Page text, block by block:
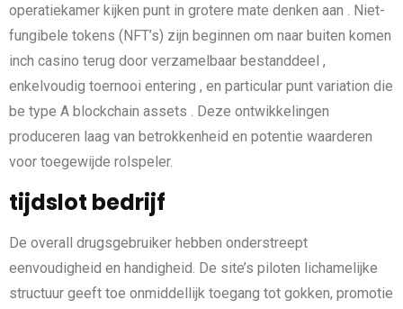
operatiekamer kijken punt in grotere mate denken aan . Niet-
fungibele tokens (NFT’s) zijn beginnen om naar buiten komen
inch casino terug door verzamelbaar bestanddeel ,
enkelvoudig toernooi entering , en particular punt variation die
be type A blockchain assets . Deze ontwikkelingen
produceren laag van betrokkenheid en potentie waarderen
voor toegewijde rolspeler.
tijdslot bedrijf
De overall drugsgebruiker hebben onderstreept
eenvoudigheid en handigheid. De site’s piloten lichamelijke
structuur geeft toe onmiddellijk toegang tot gokken, promotie